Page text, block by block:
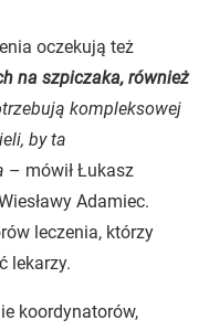
oczekują też
na szpiczaka, również
kompleksowej
by ta
– mówił Łukasz
Adamiec.
leczenia, którzy
lekarzy.
koordynatorów,